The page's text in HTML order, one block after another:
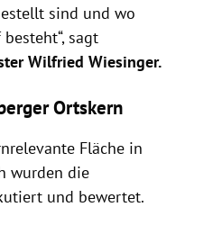
sind und wo
sagt
Wilfried Wiesinger.
Ortskern
Fläche in
wurden die
und bewertet.